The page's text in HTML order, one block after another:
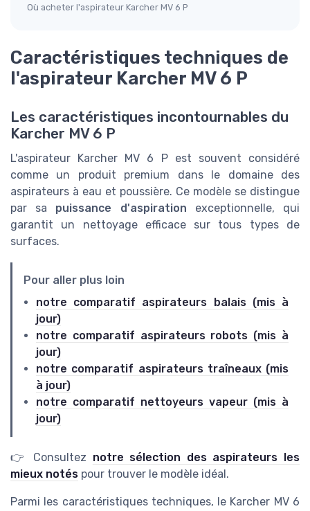
Où acheter l'aspirateur Karcher MV 6 P
Caractéristiques techniques de
l'aspirateur Karcher MV 6 P
Les caractéristiques incontournables du
Karcher MV 6 P
L'aspirateur Karcher MV 6 P est souvent considéré
comme un produit premium dans le domaine des
aspirateurs à eau et poussière. Ce modèle se distingue
par sa puissance d'aspiration exceptionnelle, qui
garantit un nettoyage efficace sur tous types de
surfaces.
Pour aller plus loin
notre comparatif aspirateurs balais (mis à
jour)
notre comparatif aspirateurs robots (mis à
jour)
notre comparatif aspirateurs traîneaux (mis
à jour)
notre comparatif nettoyeurs vapeur (mis à
jour)
👉 Consultez notre sélection des aspirateurs les
mieux notés pour trouver le modèle idéal.
Parmi les caractéristiques techniques, le Karcher MV 6